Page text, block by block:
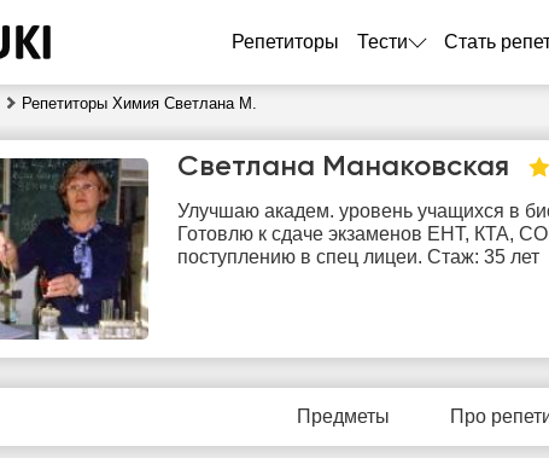
Репетиторы Тести Стать
Репетиторы Химия Светлана М.
Светлана Манаковская
Улучшаю академ. уровень учащихся в
Готовлю к сдаче экзаменов ЕНТ, КТА,
поступлению в спец лицеи. Стаж: 35 лет
Предметы Про
сб
8
9
10
11
свободных
Нет
свободных
Нет